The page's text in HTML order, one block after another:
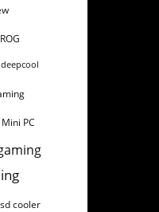
deepcool
Mini PC
cooler